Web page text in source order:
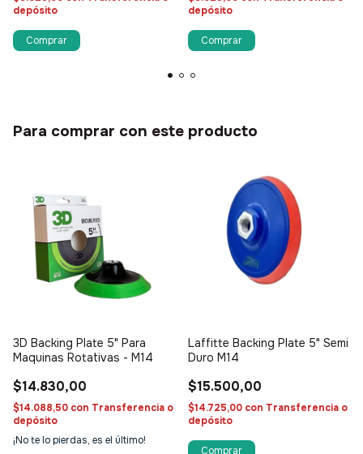
depósito
depósito
Para comprar con este producto
3D Backing Plate 5" Para
Maquinas Rotativas - M14
$14.830,00
$14.088,50 con Transferencia o
depósito
¡No te lo pierdas, es el último!
Laffitte Backing Plate 5" Semi
Duro M14
$15.500,00
$14.725,00 con Transferencia o
depósito